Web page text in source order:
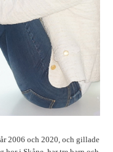
2006 och 2020, och gillade